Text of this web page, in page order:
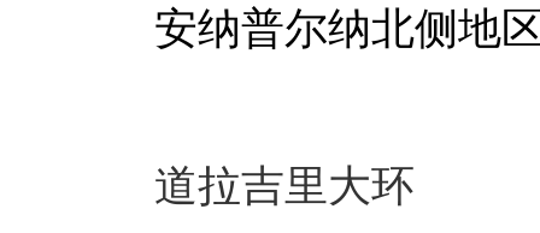
安纳普尔纳北侧地
道拉吉里大环